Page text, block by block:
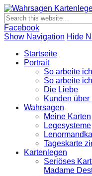
Wahrsagen und
Facebook
Show Navigation Hide
Startseite
Portrait
So arbeite ich
So arbeite
Die Liebe
Kunden über
Wahrsagen
Meine Karten
Legesysteme
Tageskarte
Kartenlegen
Seriöses
Madame